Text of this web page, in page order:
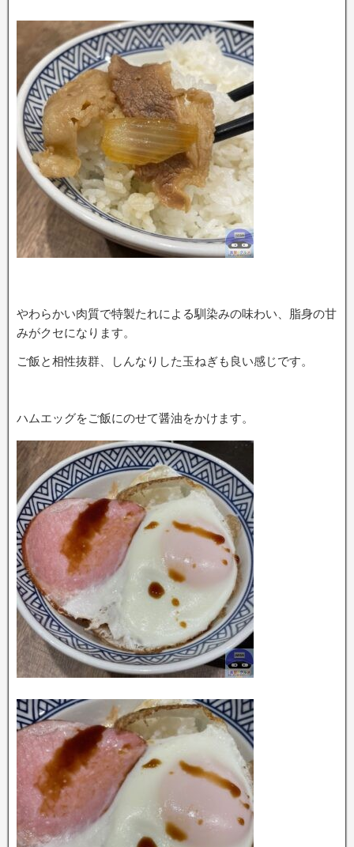
やわらかい肉質で特製たれによる馴染みの味わい、脂身の甘
みがクセになります。
ご飯と相性抜群、しんなりした玉ねぎも良い感じです。
ハムエッグをご飯にのせて醤油をかけます。